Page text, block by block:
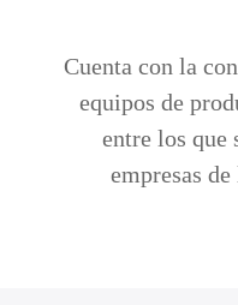
Cuenta con la
equipos de
entre los que
empresas